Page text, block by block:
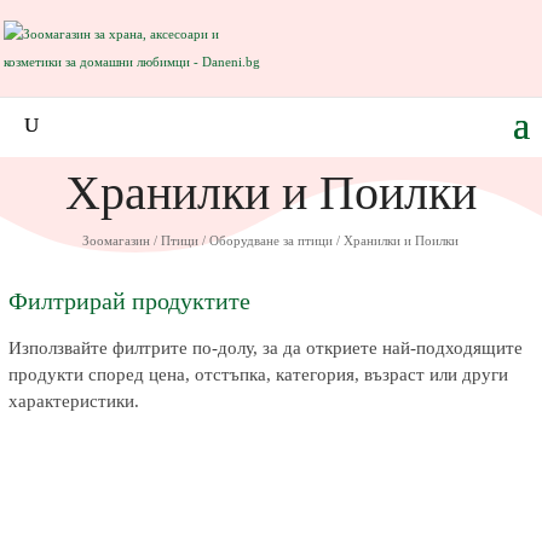
Хранилки и Поилки
Зоомагазин /Птици /Оборудване за птици / Хранилки и Поилки
Филтрирай продуктите
Използвайте филтрите по-долу, за да откриете най-подходящите
продукти според цена, отстъпка, категория, възраст или други
характеристики.